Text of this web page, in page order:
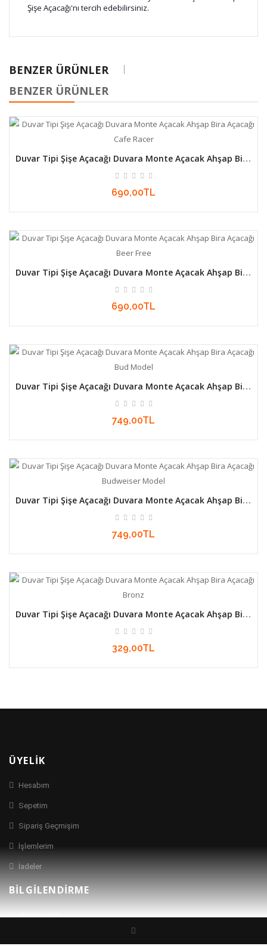
Şişe Açacağı'nı tercih edebilirsiniz.
BENZER ÜRÜNLER
BENZER ÜRÜNLER
Duvar Tipi Şişe Açacağı Duvara Monte Açacak Ahşap Bira
690,00TL
Duvar Tipi Şişe Açacağı Duvara Monte Açacak Ahşap Bira
690,00TL
Duvar Tipi Şişe Açacağı Duvara Monte Açacak Ahşap Bira
749,00TL
Duvar Tipi Şişe Açacağı Duvara Monte Açacak Ahşap Bira
749,00TL
Duvar Tipi Şişe Açacağı Duvara Monte Açacak Ahşap Bira
329,00TL
ÜYELIK
Hesabım
Sepetim
Sipariş Geçmişim
İşlemlerim
İadeler
BILGILENDIRME